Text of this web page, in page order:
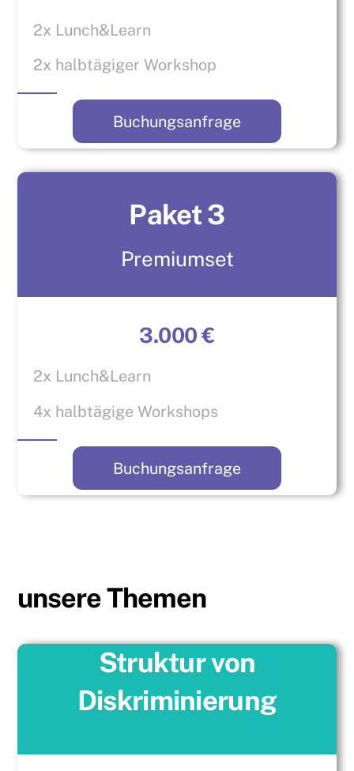
2x Lunch&Learn
2x halbtägiger Workshop
Buchungsanfrage
Paket 3
Premiumset
3.000 €
2x Lunch&Learn
4x halbtägige Workshops
Buchungsanfrage
unsere Themen
Struktur von
Diskriminierung